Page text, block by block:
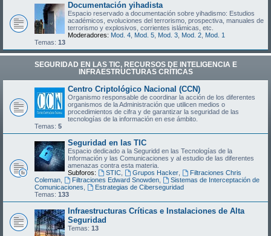
Documentación yihadista
Espacio reservado a documentación sobre yihadismo: Estudios
académicos, evoluciones del terrorismo, prospectiva, manuales de
terrorismo y explosivos, corrientes islámicas, etc.
Moderadores: Mod. 4 Mod. 5 Mod. 3 Mod. 2 Mod. 1
Temas: 13
SEGURIDAD EN LAS TIC, RECURSOS DE INTELIGENCIA E
INFRAESTRUCTURAS CRÍTICAS
Centro Criptológico Nacional (CCN)
Organismo responsable de coordinar la acción de los diferentes
organismos de la Administración que utilicen medios o
procedimientos de cifra y de garantizar la seguridad de las
tecnologías de la información en ese ámbito.
Temas: 5
Seguridad en las TIC
Espacio dedicado a la Seguridd en las Tecnologías de la
Información y las Comunicaciones y al estudio de las diferentes
amenazas contra esta materia.
Subforos:
STIC, Grupos Hacker,
Filtraciones Chris
Coleman
Filtraciones Edward Snowden,
Sistemas de Interceptación de
Comunicaciones
Estrategias de Ciberseguridad
Temas: 133
Infraestructuras Críticas e Instalaciones de Alta
Seguridad
Temas: 13